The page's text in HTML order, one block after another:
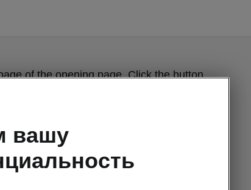
of the opening page. Click the button
the opening page.
вашу